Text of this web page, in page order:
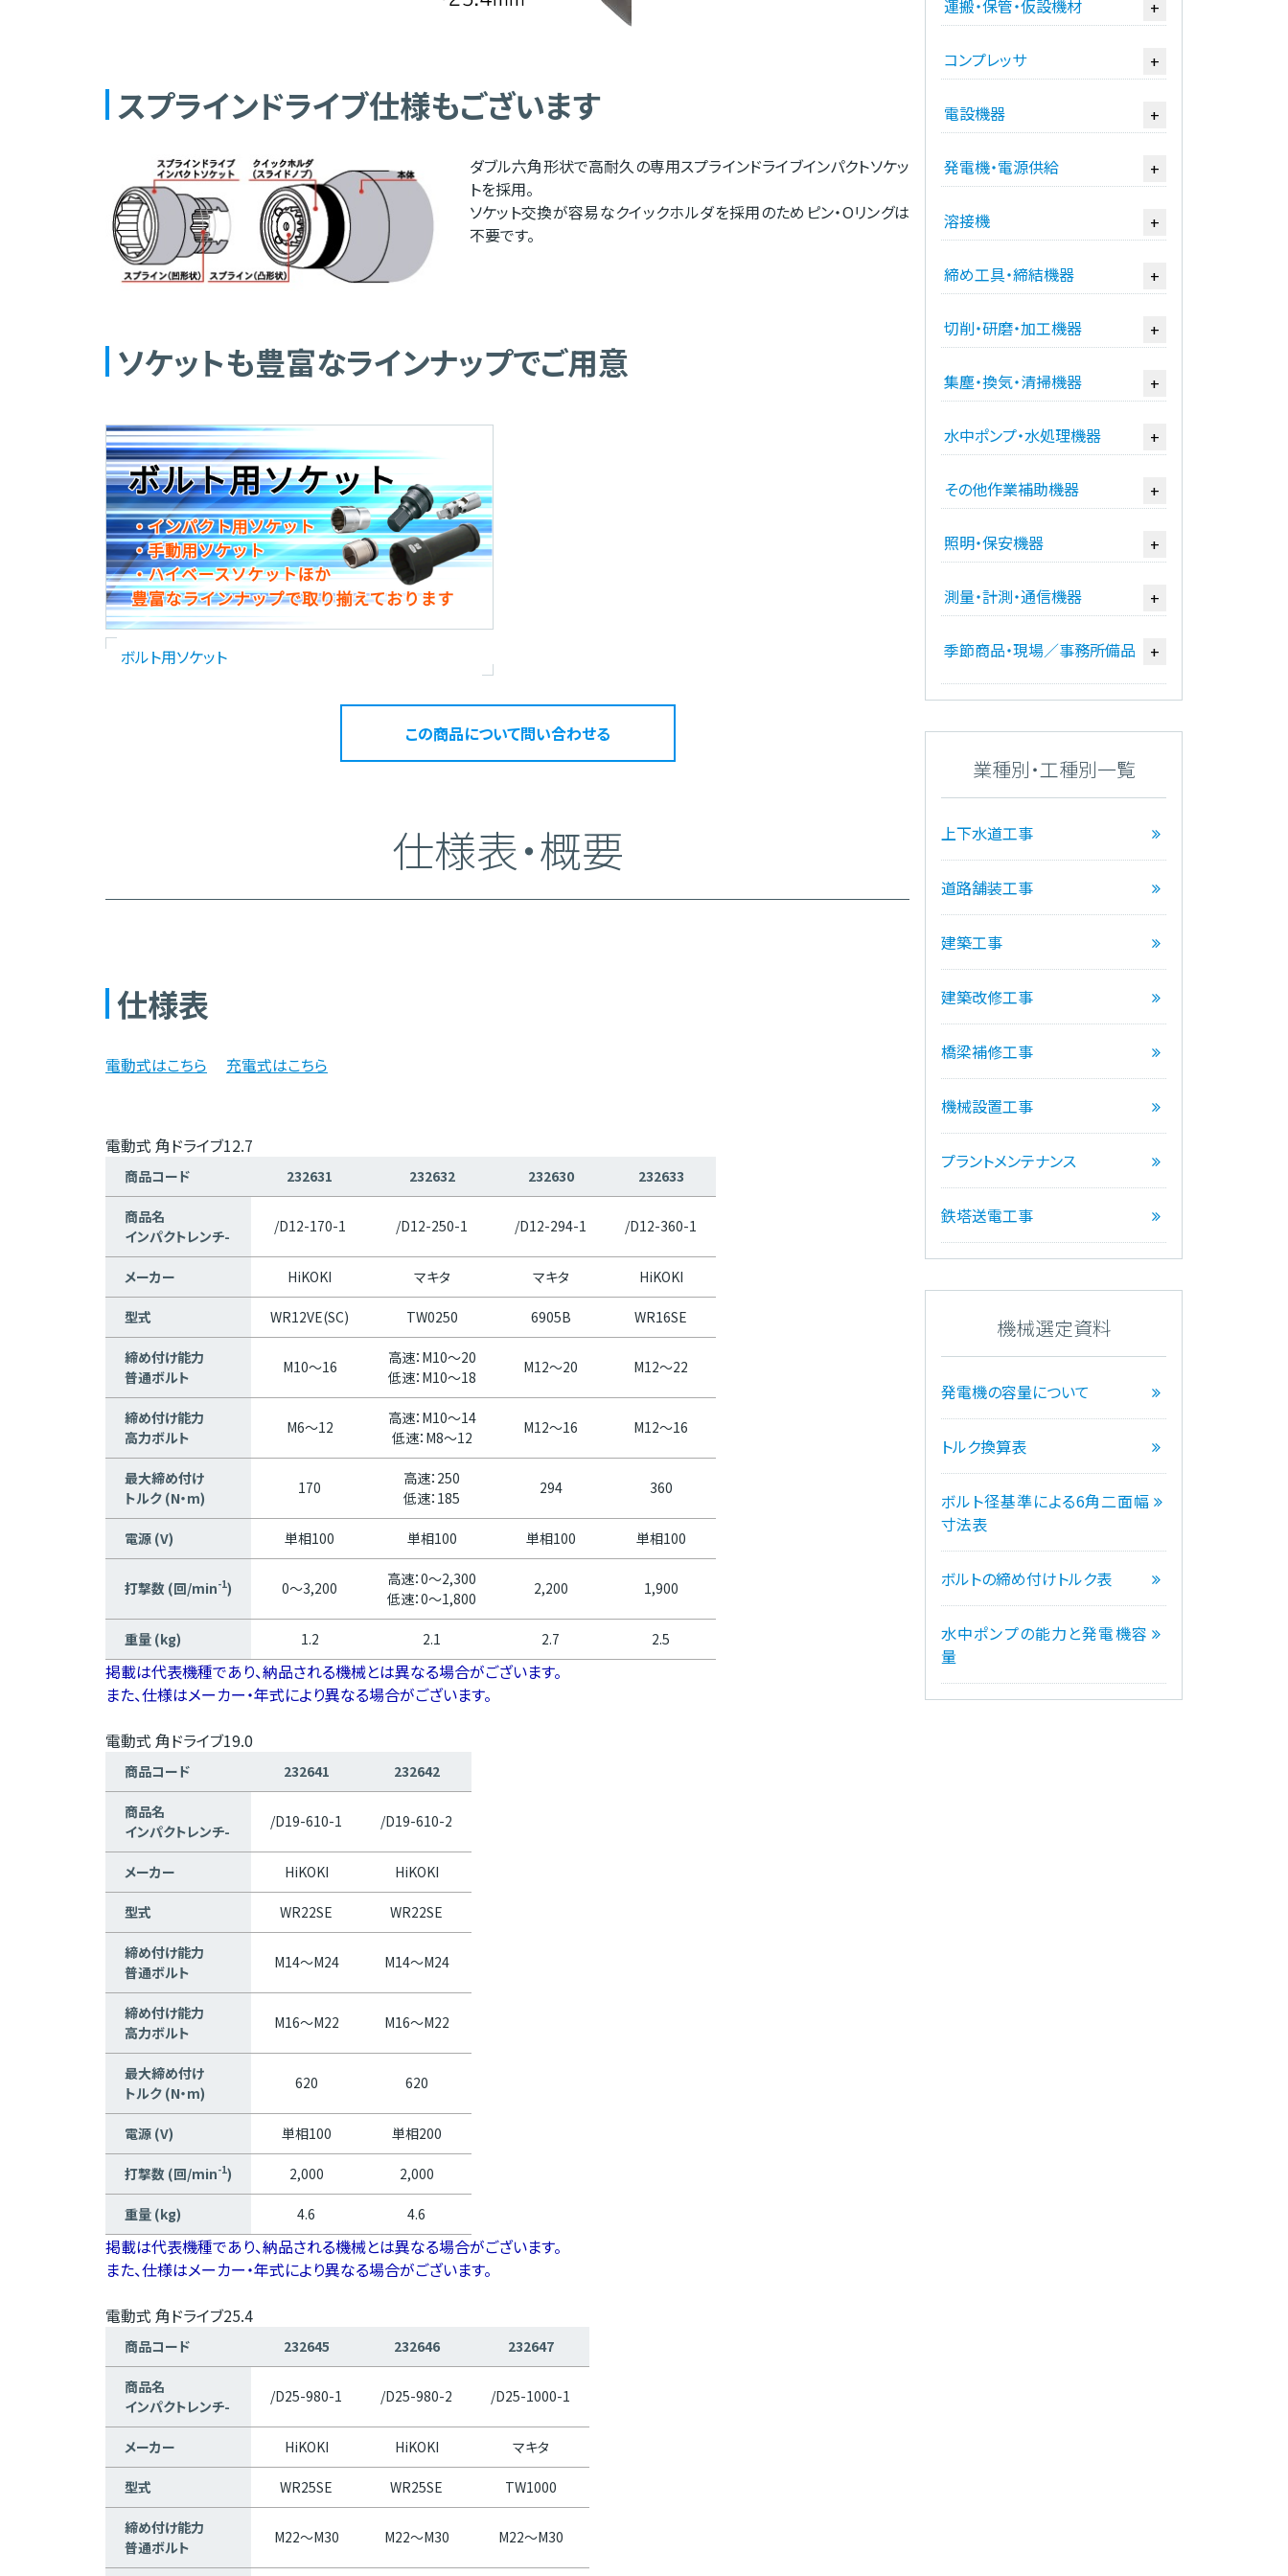
スプラインドライブ仕様もございます
ダブル六角形状で高耐久の専用スプラインドライブインパクトソケッ
トを採用。
ソケット交換が容易なクイックホルダを採用のためピン・Oリングは
不要です。
ソケットも豊富なラインナップでご用意
ボルト用ソケット
この商品について問い合わせる
仕様表・概要
仕様表
電動式はこちら 充電式はこちら
電動式 角ドライブ12.7
商品コード 232631 232632 232630 232633
商品名
インパクトレンチ-
/D12-170-1 /D12-250-1 /D12-294-1 /D12-360-1
メーカー HiKOKI マキタ マキタ HiKOKI
型式 WR12VE(SC) TW0250 6905B WR16SE
締め付け能力
普通ボルト
M10～16
高速：M10～20
低速：M10～18
M12～20 M12～22
締め付け能力
高力ボルト
M6～12
高速：M10～14
低速：M8～12
M12～16 M12～16
最大締め付け
トルク (N・m)
170
高速：250
低速：185
294 360
電源 (V) 単相100 単相100 単相100 単相100
打撃数 (回/min-1) 0～3,200
高速：0～2,300
低速：0～1,800
2,200 1,900
重量 (kg) 1.2 2.1 2.7 2.5
掲載は代表機種であり、納品される機械とは異なる場合がございます。
また、仕様はメーカー・年式により異なる場合がございます。
電動式 角ドライブ19.0
商品コード 232641 232642
商品名
インパクトレンチ-
/D19-610-1 /D19-610-2
メーカー HiKOKI HiKOKI
型式 WR22SE WR22SE
締め付け能力
普通ボルト
M14～M24 M14～M24
締め付け能力
高力ボルト
M16～M22 M16～M22
最大締め付け
トルク (N・m)
620 620
電源 (V) 単相100 単相200
打撃数 (回/min-1) 2,000 2,000
重量 (kg) 4.6 4.6
掲載は代表機種であり、納品される機械とは異なる場合がございます。
また、仕様はメーカー・年式により異なる場合がございます。
電動式 角ドライブ25.4
商品コード 232645 232646 232647
商品名
インパクトレンチ-
/D25-980-1 /D25-980-2 /D25-1000-1
メーカー HiKOKI HiKOKI マキタ
型式 WR25SE WR25SE TW1000
締め付け能力
普通ボルト
M22～M30 M22～M30 M22～M30
運搬・保管・仮設機材 +
コンプレッサ +
電設機器 +
発電機・電源供給 +
溶接機 +
締め工具・締結機器 +
切削・研磨・加工機器 +
集塵・換気・清掃機器 +
水中ポンプ・水処理機器 +
その他作業補助機器 +
照明・保安機器 +
測量・計測・通信機器 +
季節商品・現場／事務所備品 +
業種別・工種別一覧
上下水道工事
道路舗装工事
建築工事
建築改修工事
橋梁補修工事
機械設置工事
プラントメンテナンス
鉄塔送電工事
機械選定資料
発電機の容量について
トルク換算表
ボルト径基準による6角二面幅
寸法表
ボルトの締め付けトルク表
水中ポンプの能力と発電機容
量